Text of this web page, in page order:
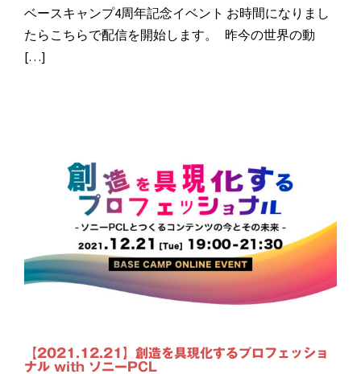
ベースキャンプ4周年記念イベント お時間になりまし
たらこちらで配信を開始します。 昨今の世界の動
[…]
【2021.12.21】創造を具現化するプロフェッショ
ナル with ソニーPCL